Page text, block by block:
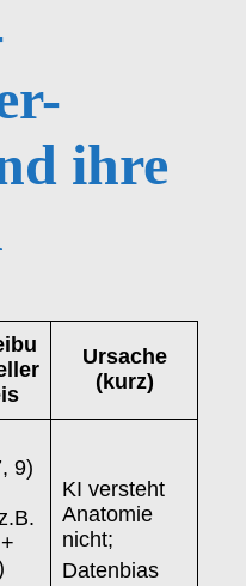
ihre
Ursache
(kurz)
9)
KI versteht
Anatomie
nicht;
Datenbias